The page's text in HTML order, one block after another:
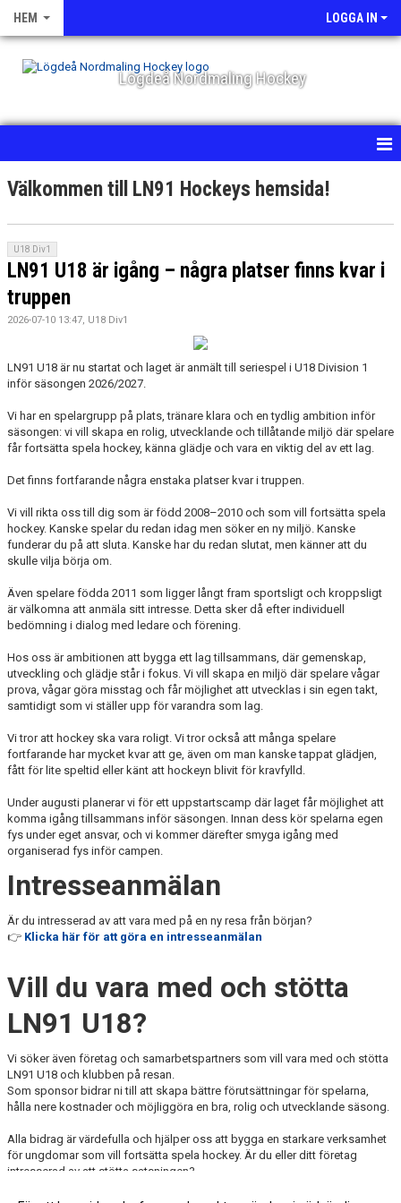
HEM LOGGA IN
Lögdeå Nordmaling Hockey
HEM
OM KLUBBEN
KALENDER
BILDGALLERI
DOKUMENT
ISTIDER NORRSKENSHALLEN
MEDLEMSKAP
Välkommen till LN91 Hockeys hemsida!
U18 Div1
LN91 U18 är igång – några platser finns kvar i
truppen
2026-07-10 13:47, U18 Div1
LN91 U18 är nu startat och laget är anmält till seriespel i U18 Division 1
inför säsongen 2026/2027.
Vi har en spelargrupp på plats, tränare klara och en tydlig ambition inför
säsongen: vi vill skapa en rolig, utvecklande och tillåtande miljö där spelare
får fortsätta spela hockey, känna glädje och vara en viktig del av ett lag.
Det finns fortfarande några enstaka platser kvar i truppen.
Vi vill rikta oss till dig som är född 2008–2010 och som vill fortsätta spela
hockey. Kanske spelar du redan idag men söker en ny miljö. Kanske
funderar du på att sluta. Kanske har du redan slutat, men känner att du
skulle vilja börja om.
Även spelare födda 2011 som ligger långt fram sportsligt och kroppsligt
är välkomna att anmäla sitt intresse. Detta sker då efter individuell
bedömning i dialog med ledare och förening.
Hos oss är ambitionen att bygga ett lag tillsammans, där gemenskap,
utveckling och glädje står i fokus. Vi vill skapa en miljö där spelare vågar
prova, vågar göra misstag och får möjlighet att utvecklas i sin egen takt,
samtidigt som vi ställer upp för varandra som lag.
Vi tror att hockey ska vara roligt. Vi tror också att många spelare
fortfarande har mycket kvar att ge, även om man kanske tappat glädjen,
fått för lite speltid eller känt att hockeyn blivit för kravfylld.
Under augusti planerar vi för ett uppstartscamp där laget får möjlighet att
komma igång tillsammans inför säsongen. Innan dess kör spelarna egen
fys under eget ansvar, och vi kommer därefter smyga igång med
organiserad fys inför campen.
Intresseanmälan
Är du intresserad av att vara med på en ny resa från början?
👉 Klicka här för att göra en intresseanmälan
Vill du vara med och stötta
LN91 U18?
Vi söker även företag och samarbetspartners som vill vara med och stötta
LN91 U18 och klubben på resan.
Som sponsor bidrar ni till att skapa bättre förutsättningar för spelarna,
hålla nere kostnader och möjliggöra en bra, rolig och utvecklande säsong.
Alla bidrag är värdefulla och hjälper oss att bygga en starkare verksamhet
för ungdomar som vill fortsätta spela hockey. Är du eller ditt företag
intresserad av att stötta satsningen?